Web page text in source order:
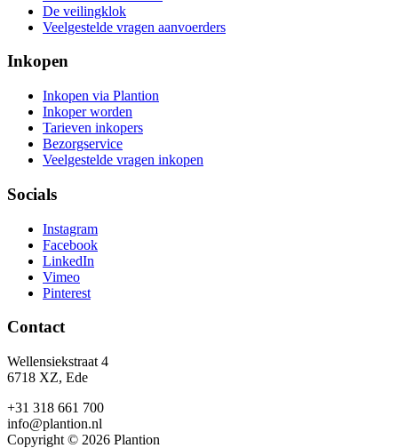
De veilingklok
Veelgestelde vragen aanvoerders
Inkopen
Inkopen via Plantion
Inkoper worden
Tarieven inkopers
Bezorgservice
Veelgestelde vragen inkopen
Socials
Instagram
Facebook
LinkedIn
Vimeo
Pinterest
Contact
Wellensiekstraat 4
6718 XZ, Ede
+31 318 661 700
info@plantion.nl
Copyright © 2026 Plantion